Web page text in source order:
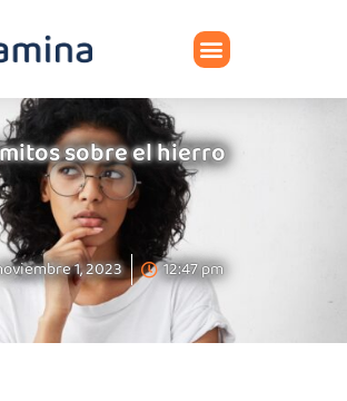
sobre el hierro
1, 2023 12:47 pm